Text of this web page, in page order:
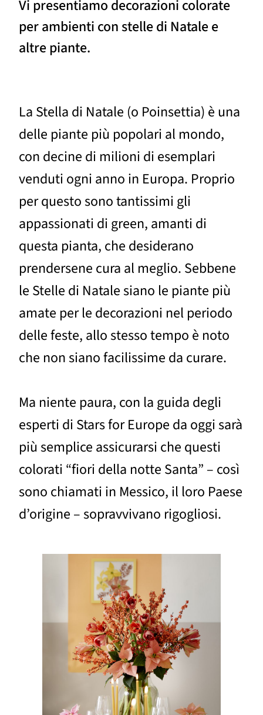
Vi presentiamo decorazioni colorate
per ambienti con stelle di Natale e
altre piante.
La Stella di Natale (o Poinsettia) è una
delle piante più popolari al mondo,
con decine di milioni di esemplari
venduti ogni anno in Europa. Proprio
per questo sono tantissimi gli
appassionati di green, amanti di
questa pianta, che desiderano
prendersene cura al meglio. Sebbene
le Stelle di Natale siano le piante più
amate per le decorazioni nel periodo
delle feste, allo stesso tempo è noto
che non siano facilissime da curare.
Ma niente paura, con la guida degli
esperti di Stars for Europe da oggi sarà
più semplice assicurarsi che questi
colorati “fiori della notte Santa” – così
sono chiamati in Messico, il loro Paese
d’origine – sopravvivano rigogliosi.